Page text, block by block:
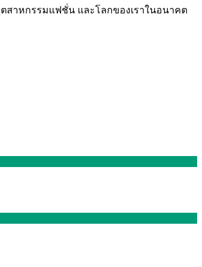
สาหกรรมแฟชั่น และโลกของเราในอนาคต